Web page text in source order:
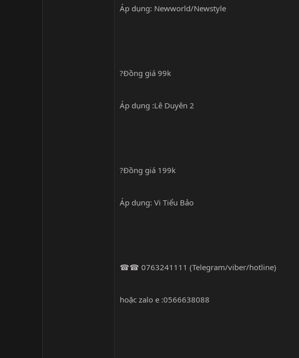
Áp dụng: Newworld/Newstyle
?Đồng giá 99k
Áp dụng :Lê Duyên 2
?Đồng giá 199k
Áp dụng: Vi Tiểu Bảo
☎☎ 0763241111 (Telegram/viber/hotline)
hoặc zalo e :0566638088